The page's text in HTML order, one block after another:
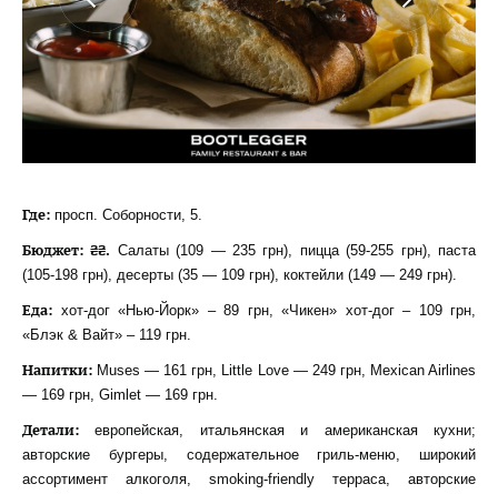
Где: просп. Соборности, 5.
Бюджет: ₴₴. Салаты (109 — 235 грн), пицца (59-255 грн), паста
(105-198 грн), десерты (35 — 109 грн), коктейли (149 — 249 грн).
Еда: хот-дог «Нью-Йорк» – 89 грн, «Чикен» хот-дог – 109 грн,
«Блэк & Вайт» – 119 грн.
Напитки: Muses — 161 грн, Little Love — 249 грн, Mexican Airlines
— 169 грн, Gimlet — 169 грн.
Детали: европейская, итальянская и американская кухни;
авторские бургеры, содержательное гриль-меню, широкий
ассортимент алкоголя, smoking-friendly терраса, авторские